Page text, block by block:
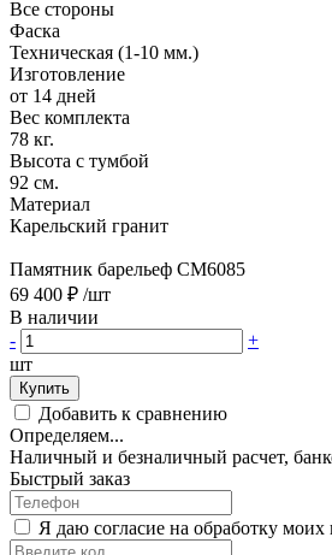
Все стороны
Фаска
Техническая (1-10 мм.)
Изготовление
от 14 дней
Вес комплекта
78 кг.
Высота с тумбой
92 см.
Материал
Карельский гранит
Памятник барельеф CM6085
69 400 ₽ /шт
В наличии
-
+
шт
Купить
Добавить к сравнению
Определяем...
Наличный и безналичный расчет,
Быстрый заказ
Я даю согласие на обработку